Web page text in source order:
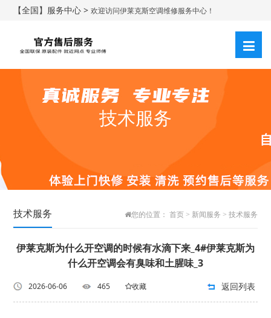
【全国】服务中心 >欢迎访问伊莱克斯空调维修服务中心！
技术服务
技术服务 您的位置： 首页> 新闻服务 > 技术服务
伊莱克斯为什么开空调的时候有水滴下来_4#伊莱克斯为
什么开空调会有臭味和土腥味_3
2026-06-06 465 收藏 返回列表